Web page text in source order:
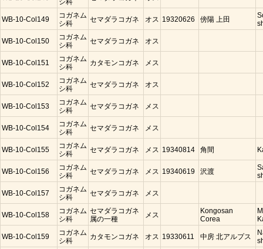
シ科
WB-10-Col149
コガネム
シ科
セマダラコガネ オス 19320626 傍陽 上田
WB-10-Col150
コガネム
シ科
セマダラコガネ オス
WB-10-Col151
コガネム
シ科
カタモンコガネ メス
WB-10-Col152
コガネム
シ科
セマダラコガネ オス
WB-10-Col153
コガネム
シ科
セマダラコガネ メス
WB-10-Col154
コガネム
シ科
セマダラコガネ メス
WB-10-Col155
コガネム
シ科
セマダラコガネ メス 19340814 角間
WB-10-Col156
コガネム
シ科
セマダラコガネ メス 19340619 沢渡
WB-10-Col157
コガネム
シ科
セマダラコガネ メス
WB-10-Col158
コガネム
シ科
セマダラコガネ
属の一種
メス
Kongosan
Corea
WB-10-Col159
コガネム
シ科
カタモンコガネ オス 19330611 中房 北アルプス